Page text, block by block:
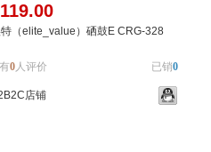
（elite_value）硒鼓E CRG-328
0人评价 已销0
店铺